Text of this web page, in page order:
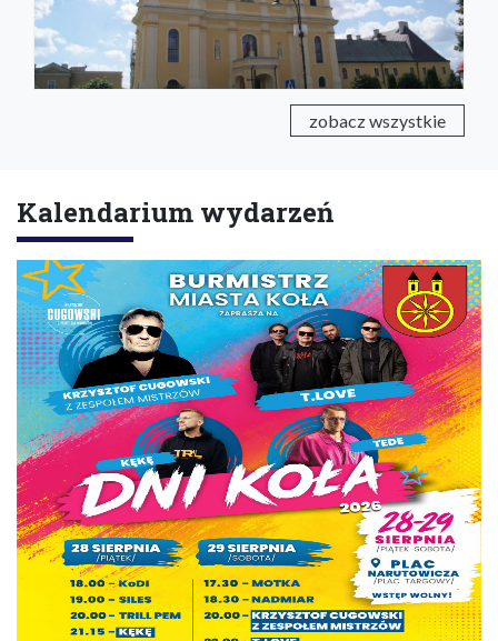
zobacz wszystkie
Kalendarium wydarzeń